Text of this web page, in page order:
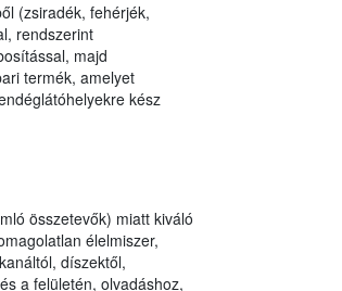
(zsiradék, fehérjék,
rendszerint
majd
termék, amelyet
kész
összetevők) miatt kiváló
élelmiszer,
díszektől,
a felületén, olvadáshoz,